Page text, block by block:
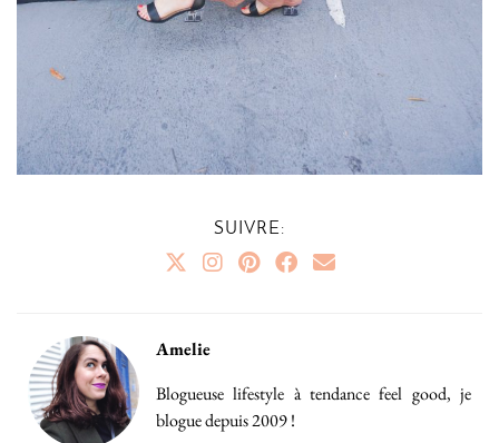
SUIVRE:
Amelie
Blogueuse lifestyle à tendance feel good, je
blogue depuis 2009 !